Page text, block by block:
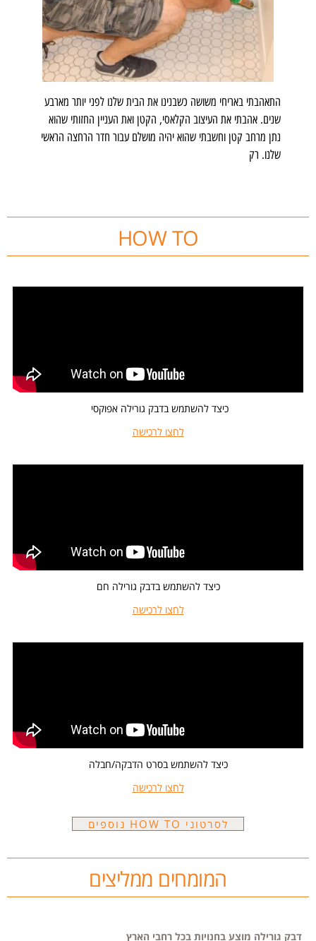
התאהבתי באריחי משושה כשבנינו את הבית שלנו לפני יותר מארבע
שנים. אהבתי את העיצוב הקלאסי, הקטן ואת העניין החזותי שהוא
נתן מרחב קטן וחשבתי שהוא יהיה מושלם עבור חדר הרחצה הראשי
שלנו. רק
HOW TO
כיצד להשתמש בדבק גורילה אפוקסי
לחצו לרכישה
כיצד להשתמש בדבק גורילה חם
לחצו לרכישה
כיצד להשתמש בסרט הדבקה/חבלה
לחצו לרכישה
לסרטוני HOW TO נוספים
המומחים ממליצים
דבק גורילה מוצע בחנויות בכל רחבי הארץ